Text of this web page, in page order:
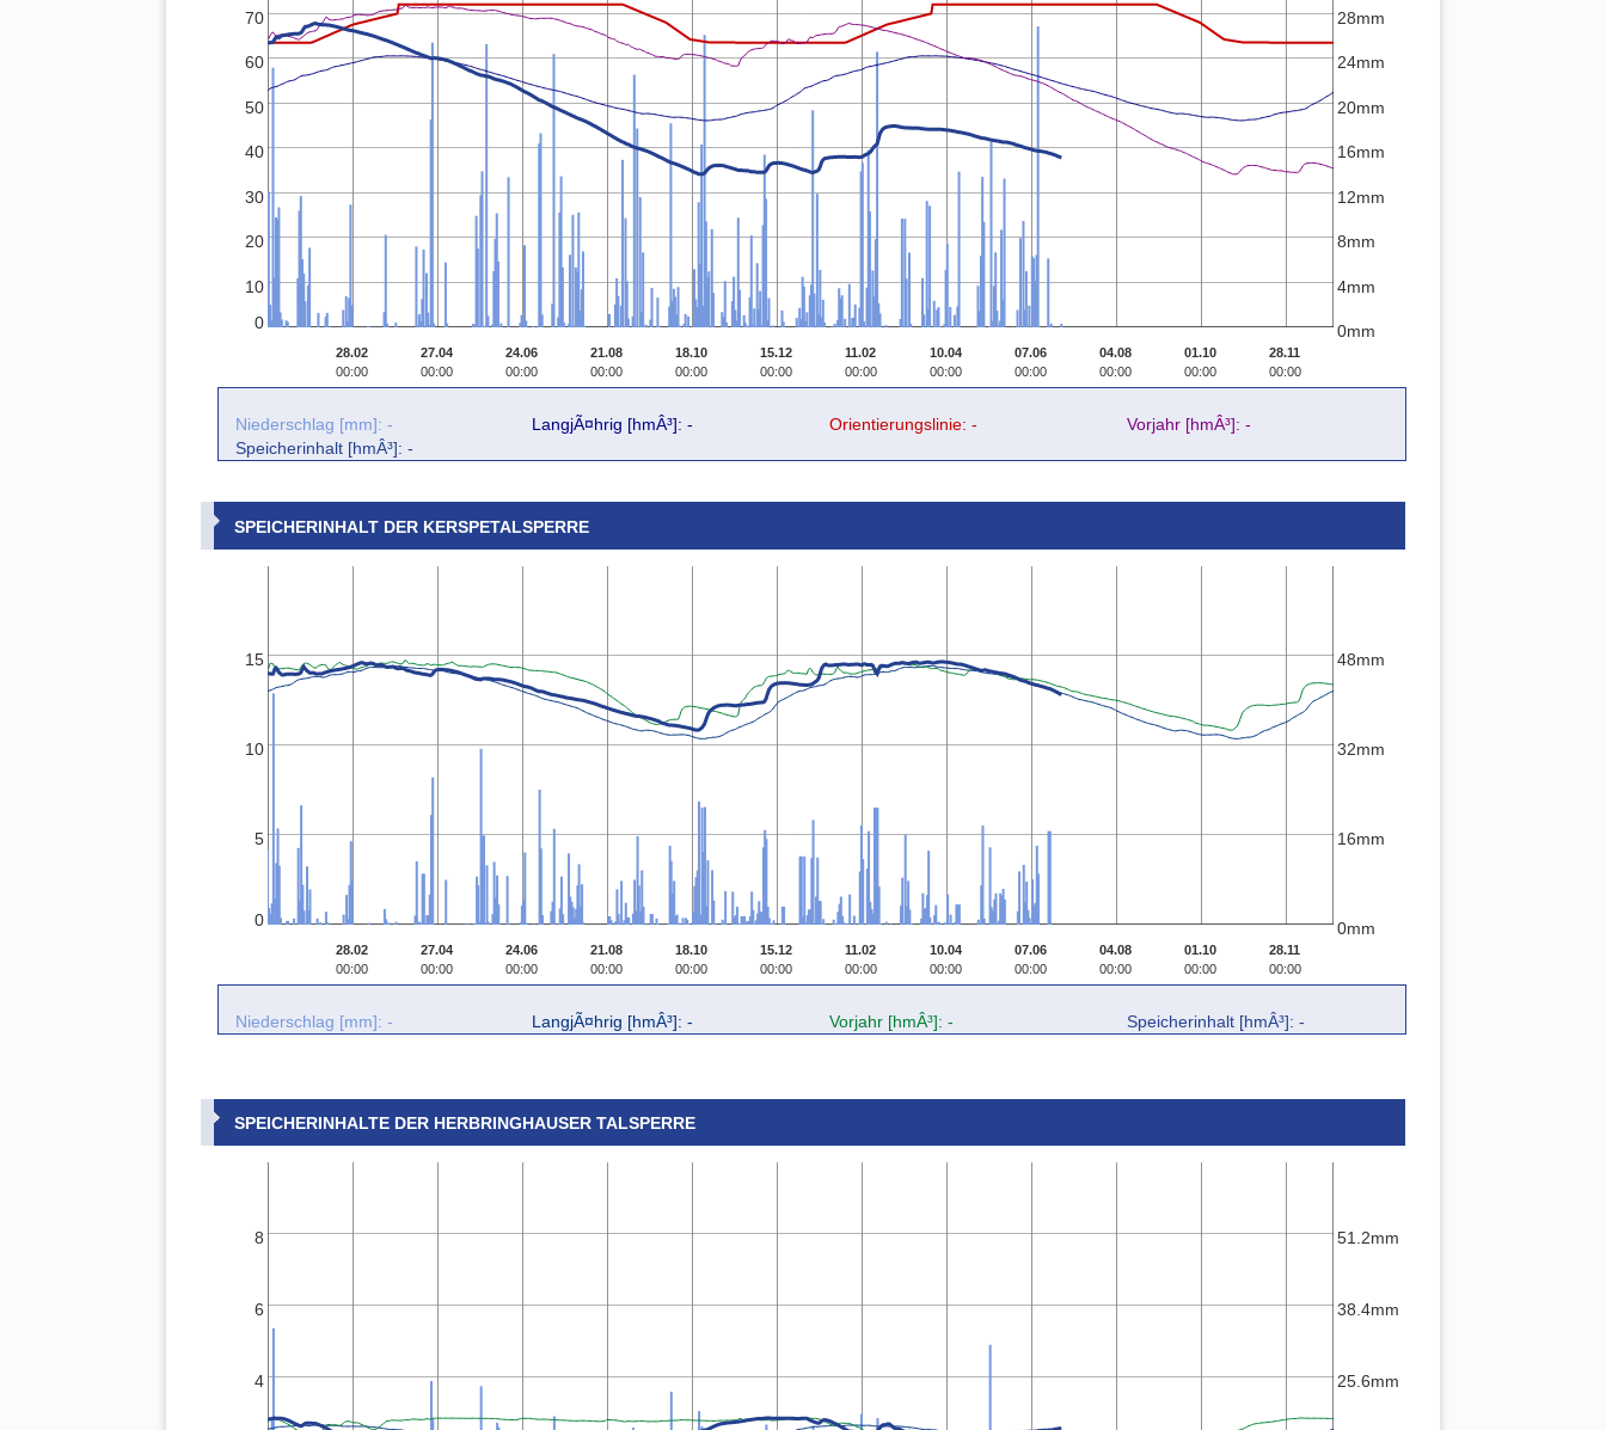
Niederschlag [mm]: - LangjÃ¤hrig [hmÂ³]: - Orientierungslinie: -
Vorjahr [hmÂ³]: -
Speicherinhalt [hmÂ³]: -
0
10
20
30
40
50
60
70
0mm
4mm
8mm
12mm
16mm
20mm
24mm
28mm
28.02
00:00
27.04
00:00
24.06
00:00
21.08
00:00
18.10
00:00
15.12
00:00
11.02
00:00
10.04
00:00
07.06
00:00
04.08
00:00
01.10
00:00
28.11
00:00
SPEICHERINHALT DER KERSPETALSPERRE
Niederschlag [mm]: - LangjÃ¤hrig [hmÂ³]: - Vorjahr [hmÂ³]: - Speicherinhalt [hmÂ³]: -
0
5
10
15
0mm
16mm
32mm
48mm
28.02
00:00
27.04
00:00
24.06
00:00
21.08
00:00
18.10
00:00
15.12
00:00
11.02
00:00
10.04
00:00
07.06
00:00
04.08
00:00
01.10
00:00
28.11
00:00
SPEICHERINHALTE DER HERBRINGHAUSER TALSPERRE
4
6
8
25.6mm
38.4mm
51.2mm